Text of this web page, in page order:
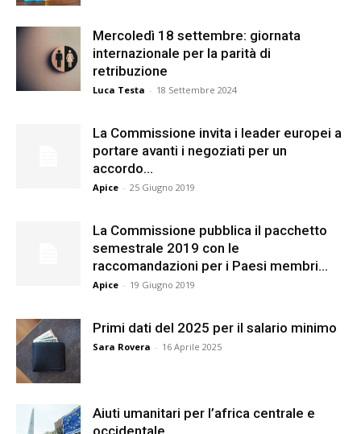
Mercoledì 18 settembre: giornata
internazionale per la parità di
retribuzione
Luca Testa - 18 Settembre 2024
La Commissione invita i leader europei a
portare avanti i negoziati per un
accordo...
Apice - 25 Giugno 2019
La Commissione pubblica il pacchetto
semestrale 2019 con le
raccomandazioni per i Paesi membri...
Apice - 19 Giugno 2019
Primi dati del 2025 per il salario minimo
Sara Rovera - 16 Aprile 2025
Aiuti umanitari per l’africa centrale e
occidentale